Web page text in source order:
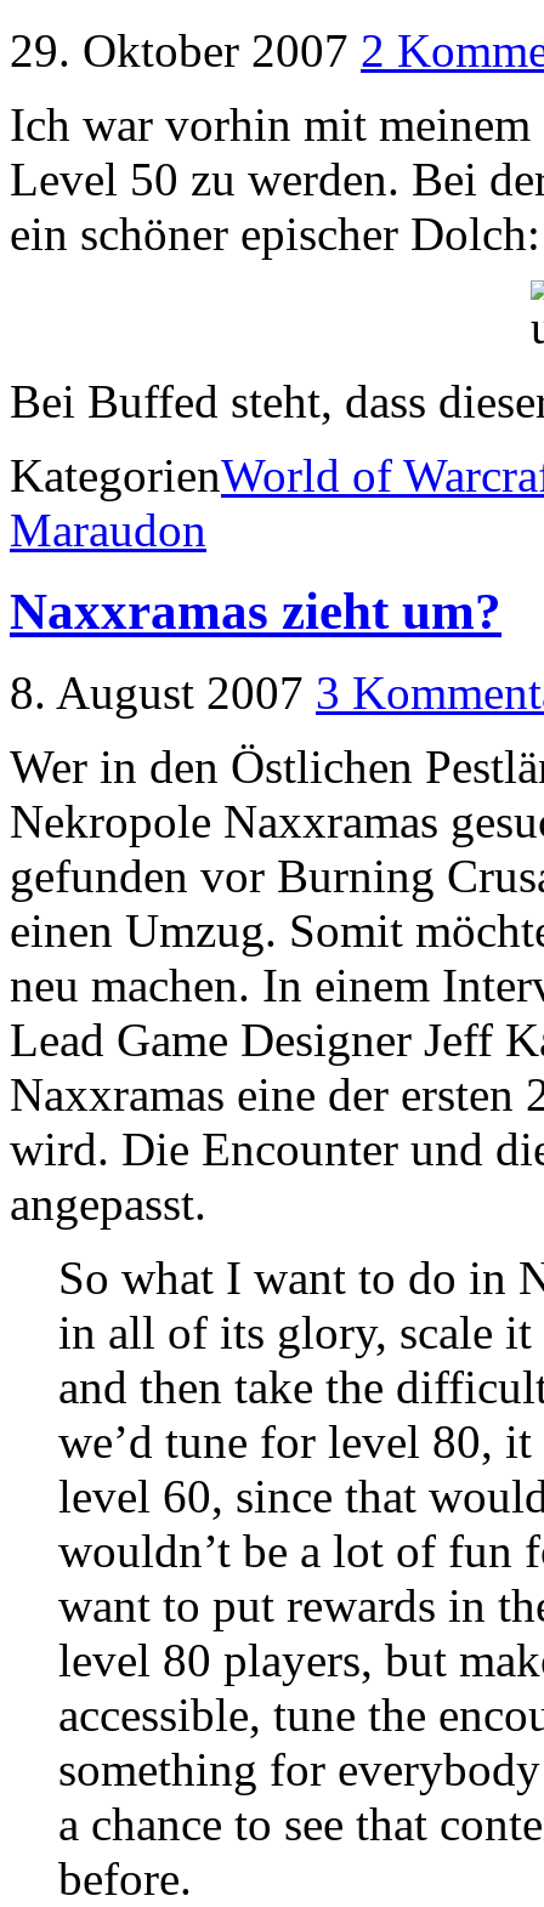
29. Oktober 2007 2
Ich war vorhin mit
Level 50 zu werden. Bei
ein schöner epischer Dolch:
Bei Buffed steht, dass
KategorienWorld of
Maraudon
Naxxramas zieht um?
8. August 2007 3
Wer in den Östlichen
Nekropole Naxxramas
gefunden vor Burning
einen Umzug. Somit
neu machen. In einem
Lead Game Designer Jeff
Naxxramas eine der
wird. Die Encounter und
angepasst.
So what I want to do in
in all of its glory, scale it
and then take the
we’d tune for level 80,
level 60, since that
wouldn’t be a lot of
want to put rewards in
level 80 players, but
accessible, tune the
something for
a chance to see that
before.